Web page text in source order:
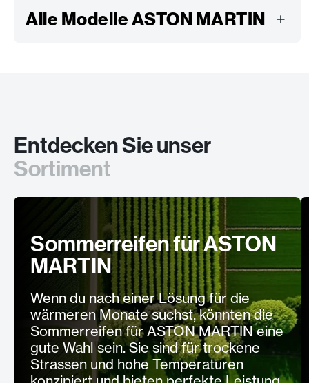
Alle Modelle ASTON MARTIN
Entdecken Sie unser
Sortiment
Sommerreifen für ASTON
MARTIN
Wenn du nach einer Lösung für die
wärmeren Monate suchst, könnten die
Sommerreifen für ASTON MARTIN eine
gute Wahl sein. Sie sind für trockene
Strassen und hohe Temperaturen